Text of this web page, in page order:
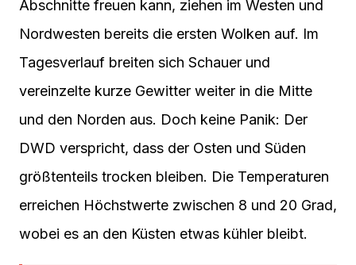
Abschnitte freuen kann, ziehen im Westen und
Nordwesten bereits die ersten Wolken auf. Im
Tagesverlauf breiten sich Schauer und
vereinzelte kurze Gewitter weiter in die Mitte
und den Norden aus. Doch keine Panik: Der
DWD verspricht, dass der Osten und Süden
größtenteils trocken bleiben. Die Temperaturen
erreichen Höchstwerte zwischen 8 und 20 Grad,
wobei es an den Küsten etwas kühler bleibt.